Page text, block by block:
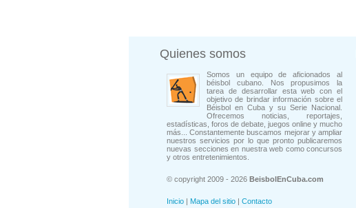
Quienes somos
Somos un equipo de aficionados al
béisbol cubano. Nos propusimos la
tarea de desarrollar esta web con el
objetivo de brindar información sobre el
Béisbol en Cuba y su Serie Nacional.
Ofrecemos noticias, reportajes,
estadísticas, foros de debate, juegos online y mucho
más... Constantemente buscamos mejorar y ampliar
nuestros servicios por lo que pronto publicaremos
nuevas secciones en nuestra web como concursos
y otros entretenimientos.
© copyright 2009 - 2026 BeisbolEnCuba.com
Inicio | Mapa del sitio | Contacto